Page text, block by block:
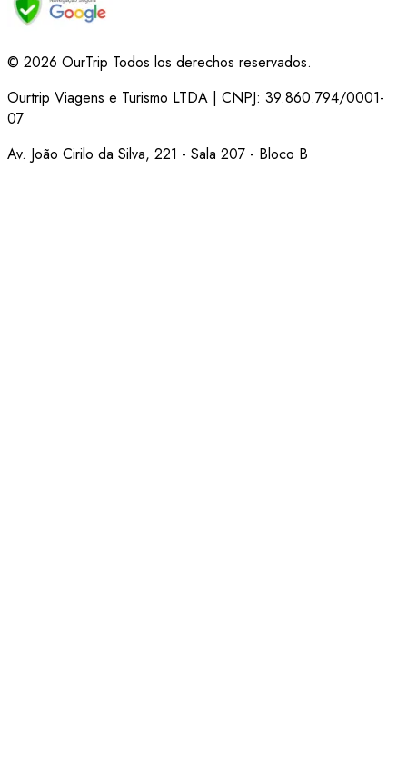
© 2026 OurTrip Todos los derechos reservados.
Ourtrip Viagens e Turismo LTDA | CNPJ: 39.860.794/0001-
07
Av. João Cirilo da Silva, 221 - Sala 207 - Bloco B